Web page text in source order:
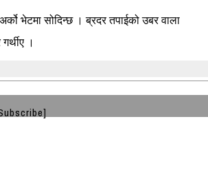
भेटमा सोदिन्छ । ब्रदर तपाईको उबर वाला
।